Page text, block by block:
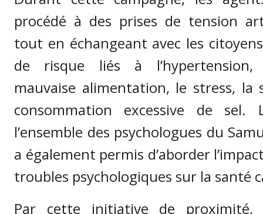
procédé à des prises de tension
tout en échangeant avec les
de risque liés à
mauvaise alimentation, le stress, la
consommation excessive de sel.
l’ensemble des psychologues du
a également permis d’aborder
troubles psychologiques sur la santé
Par cette initiative de proximité,